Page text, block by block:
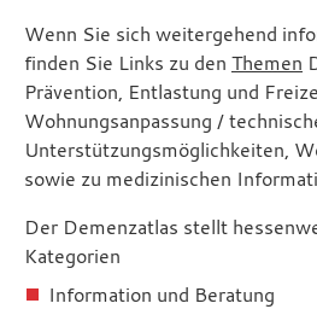
Wenn Sie sich weitergehend
finden Sie Links zu den Themen
Prävention, Entlastung und
Wohnungsanpassung /
Unterstützungsmöglichkeiten,
sowie zu medizinischen
Der Demenzatlas stellt
Kategorien
Information und Beratung